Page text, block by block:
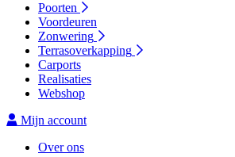
Poorten
Voordeuren
Zonwering
Terrasoverkapping
Carports
Realisaties
Webshop
Mijn account
Over ons